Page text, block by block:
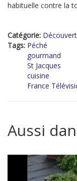
habituelle contre la
Catégorie:
Tags: Péché
gourmand
St Jacques
cuisine
France
Aussi